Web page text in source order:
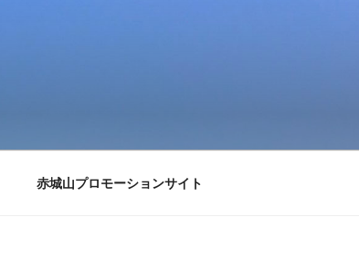
赤城山プロモーションサイト